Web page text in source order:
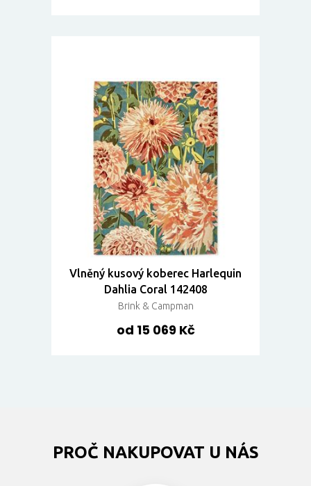
Vlněný kusový koberec Harlequin
Dahlia Coral 142408
Brink & Campman
od 15 069 Kč
PROČ NAKUPOVAT U NÁS